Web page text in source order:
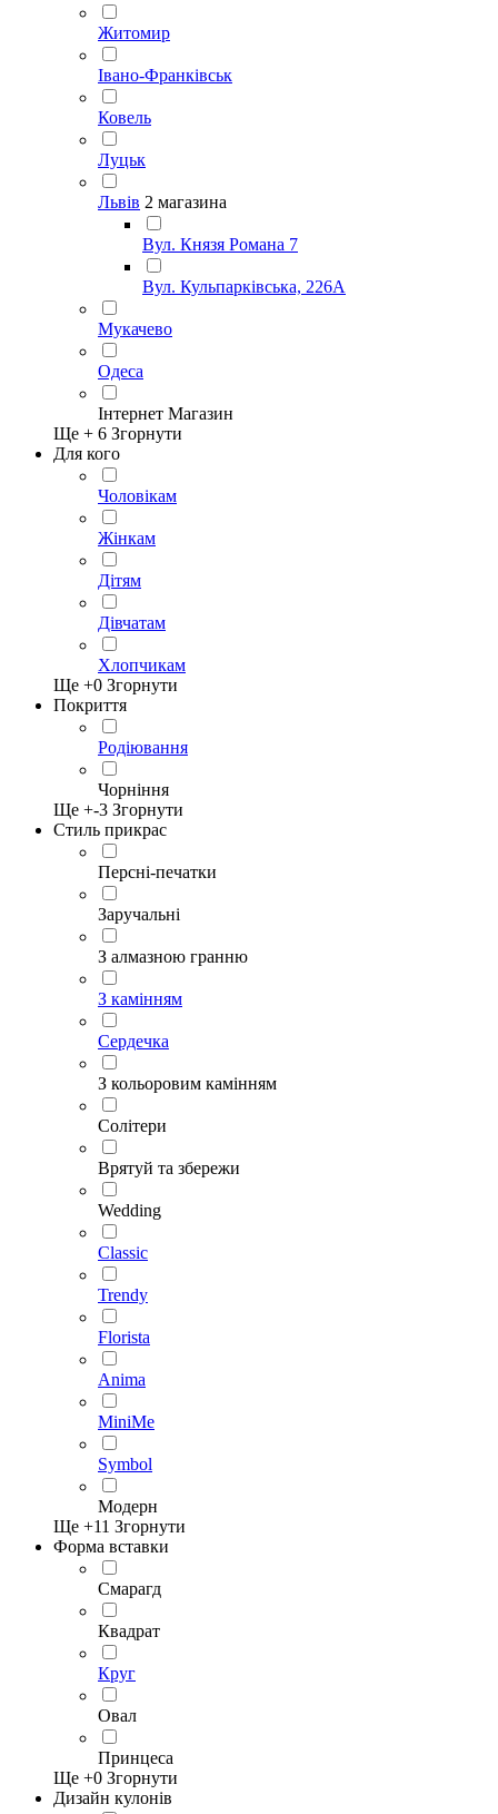
Житомир
Івано-Франківськ
Ковель
Луцьк
Львів 2 магазина
Вул. Князя Романа 7
Вул. Кульпарківська, 226А
Мукачево
Одеса
Інтернет Магазин
Ще + 6 Згорнути
Для кого
Чоловікам
Жінкам
Дітям
Дівчатам
Хлопчикам
Ще +0 Згорнути
Покриття
Родіювання
Чорніння
Ще +-3 Згорнути
Стиль прикрас
Персні-печатки
Заручальні
З алмазною гранню
З камінням
Сердечка
З кольоровим камінням
Солітери
Врятуй та збережи
Wedding
Classic
Trendy
Florista
Anima
MiniMe
Symbol
Модерн
Ще +11 Згорнути
Форма вставки
Смарагд
Квадрат
Круг
Овал
Принцеса
Ще +0 Згорнути
Дизайн кулонів